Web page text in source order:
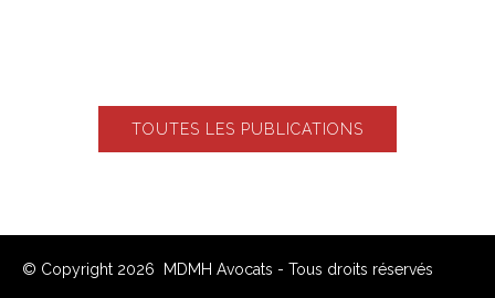
TOUTES LES PUBLICATIONS
© Copyright 2026 MDMH Avocats - Tous droits réservés